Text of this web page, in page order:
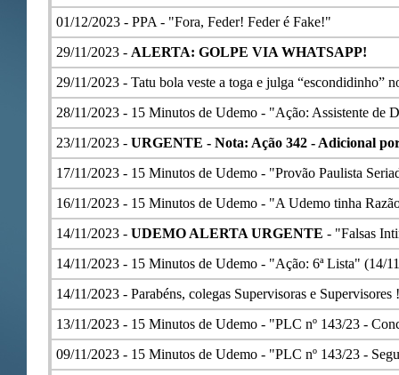
01/12/2023 - PPA - "Fora, Feder! Feder é Fake!"
29/11/2023 - ALERTA: GOLPE VIA WHATSAPP!
29/11/2023 - Tatu bola veste a toga e julga “escondidinho”
28/11/2023 - 15 Minutos de Udemo - "Ação: Assistente de
23/11/2023 - URGENTE - Nota: Ação 342 - Adicional
17/11/2023 - 15 Minutos de Udemo - "Provão Paulista
16/11/2023 - 15 Minutos de Udemo - "A Udemo tinha
14/11/2023 - UDEMO ALERTA URGENTE - "Falsas
14/11/2023 - 15 Minutos de Udemo - "Ação: 6ª Lista" (14/
14/11/2023 - Parabéns, colegas Supervisoras e Supervisores !
13/11/2023 - 15 Minutos de Udemo - "PLC nº 143/23 -
09/11/2023 - 15 Minutos de Udemo - "PLC nº 143/23 -